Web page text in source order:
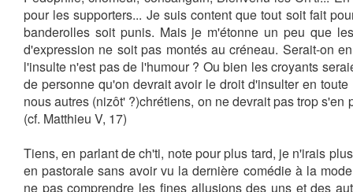
pour les supporters... Je suis content que tout soit fait
banderolles soit punis. Mais je m'étonne un peu que
d'expression ne soit pas montés au créneau. Serait-on
l'insulte n'est pas de l'humour ? Ou bien les croyants
de personne qu'on devrait avoir le droit d'insulter en
nous autres (nizôt' ?)chrétiens, on ne devrait pas trop s'en
(cf. Matthieu V, 17)
Tiens, en parlant de ch'ti, note pour plus tard, je n'irais
en pastorale sans avoir vu la dernière comédie à la
ne pas comprendre les fines allusions des uns et des